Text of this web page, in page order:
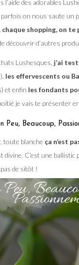
l’aide des adorables
on nous saute un
chaque shopping, on
découvrir d’autres
Lushesques, j’ai
les effervescents ou
et enfin les fondants
je vais te présenter
Peu, Beaucoup,
toute blanche ça n’est
divine. C’est une ballistic
de sitôt !